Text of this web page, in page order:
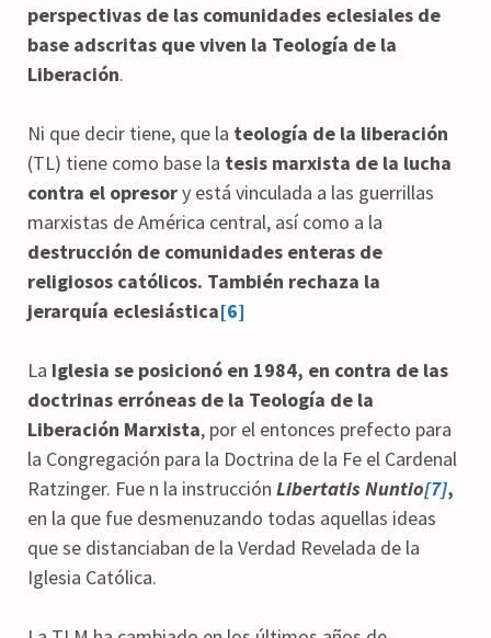
perspectivas de las comunidades eclesiales de
base adscritas que viven la Teología de la
Liberación.
Ni que decir tiene, que la teología de la liberación
(TL) tiene como base la tesis marxista de la lucha
contra el opresory está vinculada a las guerrillas
marxistas de América central, así como a la
destrucción de comunidades enteras de
religiosos católicos. También rechaza la
jerarquía eclesiástica[6]
La Iglesia se posicionó en 1984, en contra de las
doctrinas erróneas de la Teología de la
Liberación Marxista, por el entonces prefecto para
la Congregación para la Doctrina de la Fe el Cardenal
Ratzinger. Fue n la instrucción Libertatis Nuntio[7],
en la que fue desmenuzando todas aquellas ideas
que se distanciaban de la Verdad Revelada de la
Iglesia Católica.